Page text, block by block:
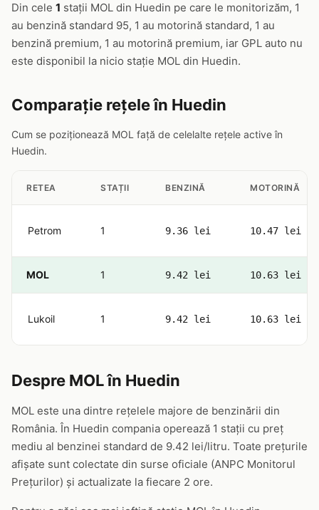
Din cele 1 stații MOL din Huedin pe care le monitorizăm, 1
au benzină standard 95, 1 au motorină standard, 1 au
benzină premium, 1 au motorină premium, iar GPL auto nu
este disponibil la nicio stație MOL din Huedin.
Comparație rețele în Huedin
Cum se poziționează MOL față de celelalte rețele active în
Huedin.
RETEA STAȚII BENZINĂ MOTORINĂ
Petrom 1 9.36 lei 10.47 lei
MOL 1 9.42 lei 10.63 lei
Lukoil 1 9.42 lei 10.63 lei
Despre MOL în Huedin
MOL este una dintre rețelele majore de benzinării din
România. În Huedin compania operează 1 stații cu preț
mediu al benzinei standard de 9.42 lei/litru. Toate prețurile
afișate sunt colectate din surse oficiale (ANPC Monitorul
Prețurilor) și actualizate la fiecare 2 ore.